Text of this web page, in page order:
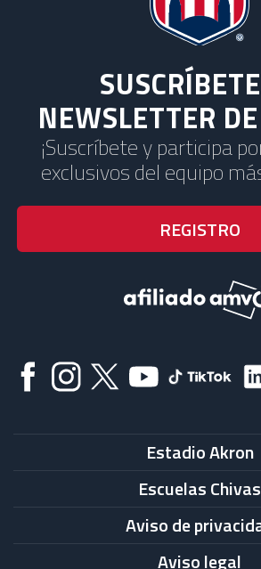
NEWSLETTER
¡Suscríbete y participa
exclusivos del equipo
Estadio Akron
Escuelas Chivas
Aviso de
Aviso legal